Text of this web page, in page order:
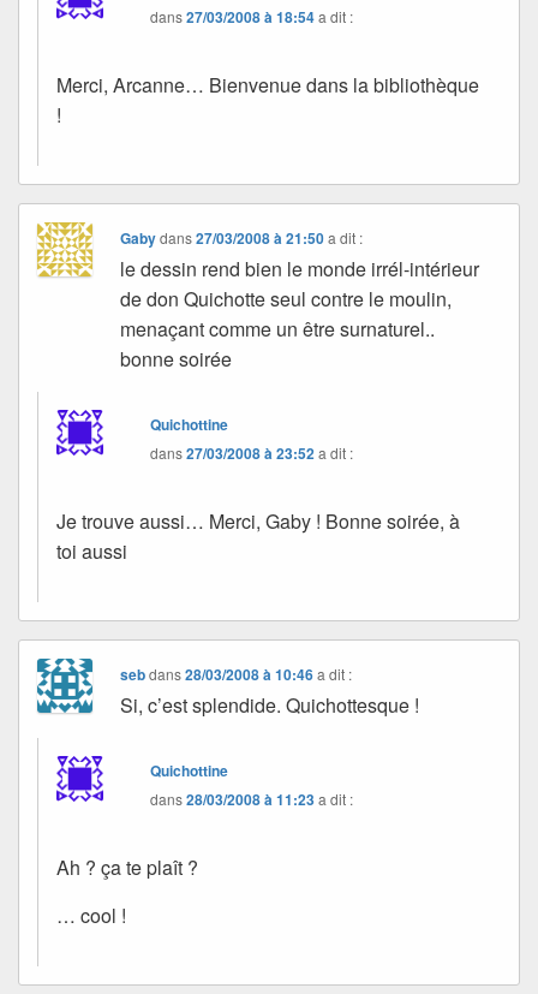
dans27/03/2008 à 18:54a dit :
Merci, Arcanne… Bienvenue dans la bibliothèque
!
Gabydans27/03/2008 à 21:50 a dit :
le dessin rend bien le monde irrél-intérieur
de don Quichotte seul contre le moulin,
menaçant comme un être surnaturel..
bonne soirée
Quichottine
dans27/03/2008 à 23:52a dit :
Je trouve aussi… Merci, Gaby ! Bonne soirée, à
toi aussi
sebdans28/03/2008 à 10:46 a dit :
Si, c’est splendide. Quichottesque !
Quichottine
dans28/03/2008 à 11:23a dit :
Ah ? ça te plaît ?
… cool !